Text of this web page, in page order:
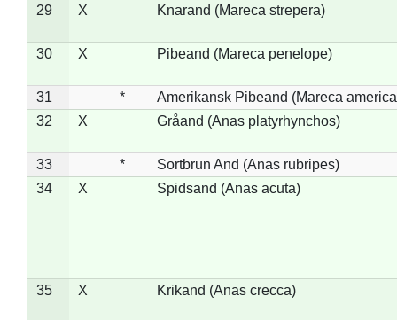
29 X Knarand (Mareca strepera)
30 X Pibeand (Mareca penelope)
31 *
Amerikansk Pibeand (Mareca
32
X Gråand (Anas platyrhynchos)
33 *
Sortbrun And (Anas rubripes)
34
X Spidsand (Anas acuta)
35 X Krikand (Anas crecca)